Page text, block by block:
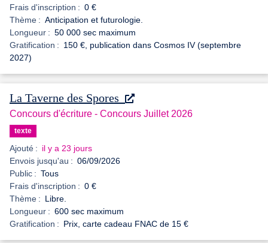
Frais d'inscription : 0 €
Thème : Anticipation et futurologie.
Longueur : 50 000 sec maximum
Gratification : 150 €, publication dans Cosmos IV (septembre
2027)
La Taverne des Spores
Concours d'écriture - Concours Juillet 2026
texte
Ajouté : il y a 23 jours
Envois jusqu'au : 06/09/2026
Public : Tous
Frais d'inscription : 0 €
Thème : Libre.
Longueur : 600 sec maximum
Gratification : Prix, carte cadeau FNAC de 15 €